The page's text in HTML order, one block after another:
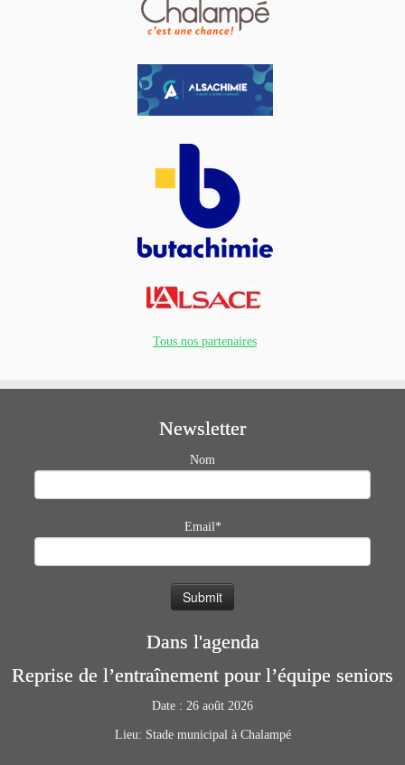
Tous nos partenaires
Newsletter
Nom
Email*
Dans l'agenda
Reprise de l’entraînement pour l’équipe seniors
Date : 26 août 2026
Lieu: Stade municipal à Chalampé